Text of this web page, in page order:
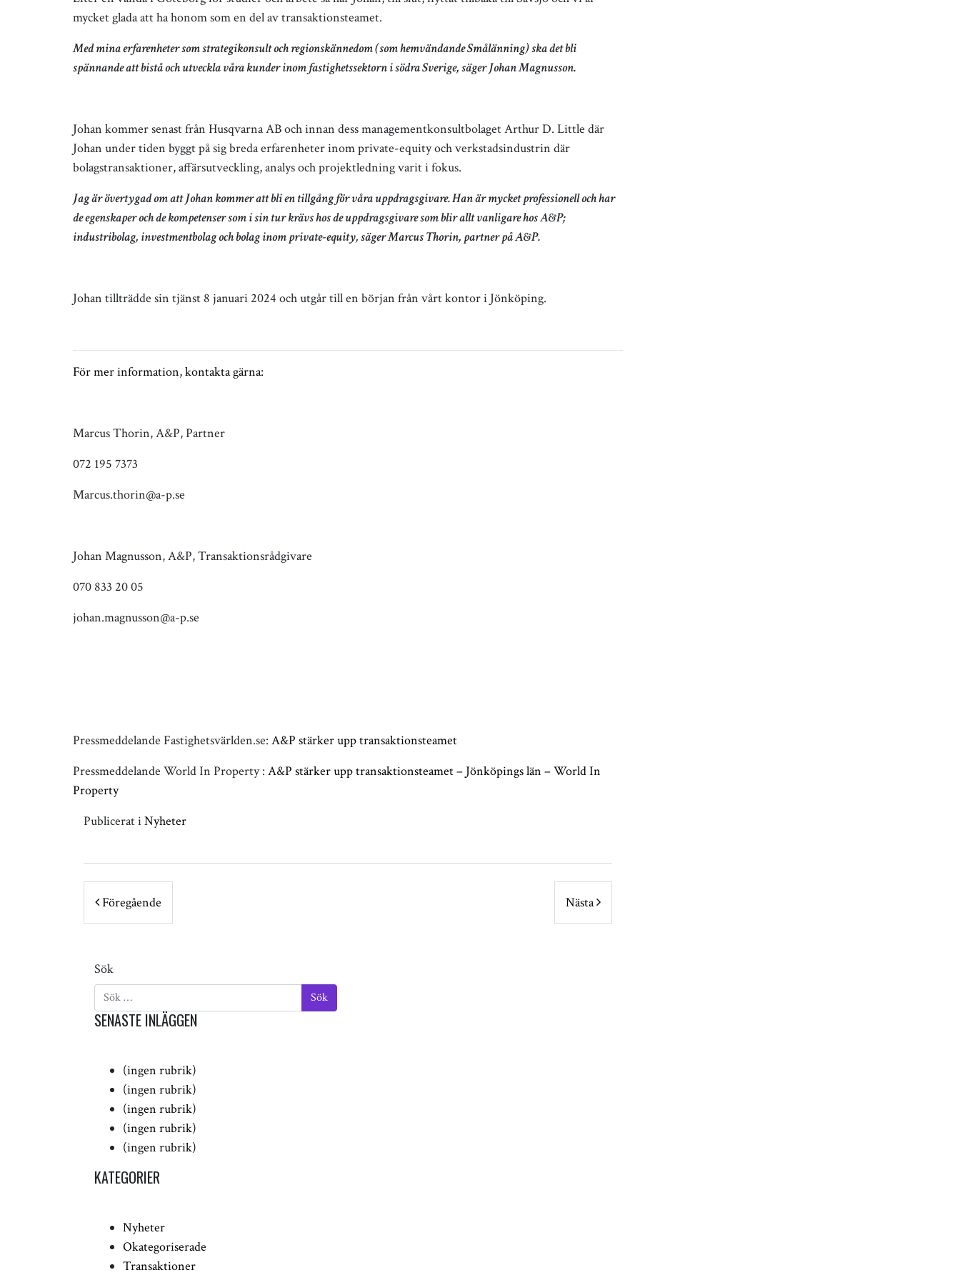
mycket glada att ha honom som en del av transaktionsteamet.
Med mina erfarenheter som strategikonsult och regionskännedom (som hemvändande Smålänning) ska det bli
spännande att bistå och utveckla våra kunder inom fastighetssektorn i södra Sverige, säger Johan Magnusson.
Johan kommer senast från Husqvarna AB och innan dess managementkonsultbolaget Arthur D. Little där
Johan under tiden byggt på sig breda erfarenheter inom private-equity och verkstadsindustrin där
bolagstransaktioner, affärsutveckling, analys och projektledning varit i fokus.
Jag är övertygad om att Johan kommer att bli en tillgång för våra uppdragsgivare. Han är mycket professionell och har
de egenskaper och de kompetenser som i sin tur krävs hos de uppdragsgivare som blir allt vanligare hos A&P;
industribolag, investmentbolag och bolag inom private-equity, säger Marcus Thorin, partner på A&P.
Johan tillträdde sin tjänst 8 januari 2024 och utgår till en början från vårt kontor i Jönköping.
För mer information, kontakta gärna:
Marcus Thorin, A&P, Partner
072 195 7373
Marcus.thorin@a-p.se
Johan Magnusson, A&P, Transaktionsrådgivare
070 833 20 05
johan.magnusson@a-p.se
Pressmeddelande Fastighetsvärlden.se: A&P stärker upp transaktionsteamet
Pressmeddelande World In Property : A&P stärker upp transaktionsteamet – Jönköpings län – World In
Property
Publicerat iNyheter
POST NAVIGATION
Föregående Nästa
Sök
SENASTE INLÄGGEN
(ingen rubrik)
(ingen rubrik)
(ingen rubrik)
(ingen rubrik)
(ingen rubrik)
KATEGORIER
Nyheter
Okategoriserade
Transaktioner